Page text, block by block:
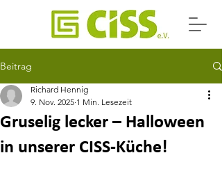
Beitrag
Gruselig lecker – Halloween
in unserer CISS-Küche!
Richard Hennig
9. Nov. 2025 1 Min. Lesezeit